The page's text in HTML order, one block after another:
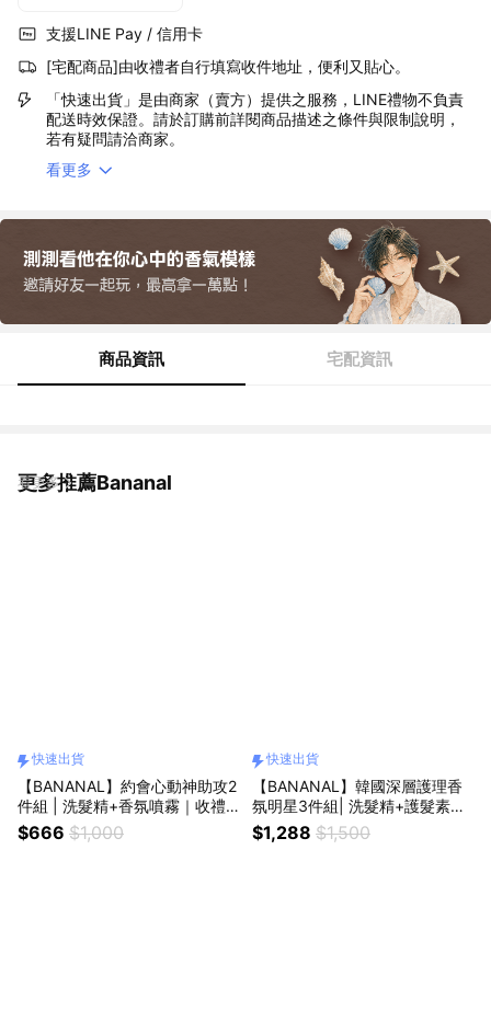
支援LINE Pay / 信用卡
[宅配商品]由收禮者自行填寫收件地址，便利又貼心。
「快速出貨」是由商家（賣方）提供之服務，LINE禮物不負責
配送時效保證。請於訂購前詳閱商品描述之條件與限制說明，
若有疑問請洽商家。
看更多
商品資訊 宅配資訊
更多推薦Bananal
看更多
快速出貨
【BANANAL】約會心動神助攻2
件組 | 洗髮精+香氛噴霧｜收禮
者自選香味_快速出貨
$666 $1,000
快速出貨
【BANANAL】韓國深層護理香
氛明星3件組| 洗髮精+護髮素
+護髮油_快速出貨｜禮盒
$1,288 $1,500